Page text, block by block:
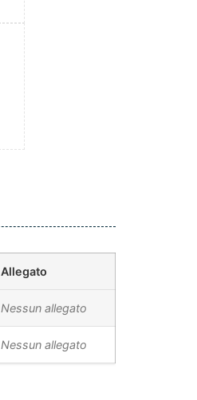
Allegato
Nessun allegato
Nessun allegato